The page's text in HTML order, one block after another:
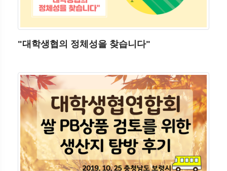
"대학생협의 정체성을 찾습니다"